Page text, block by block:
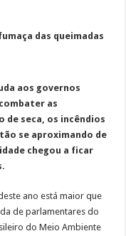
das queimadas
aos governos
as
de seca, os incêndios
se aproximando de
chegou a ficar
ano está maior que
de parlamentares do
do Meio Ambiente